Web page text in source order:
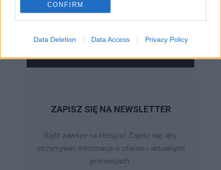
CONFIRM
Data Deletion Data Access Privacy Policy
ZAPISZ SIĘ NA NEWSLETTER
Bądź zawsze na bieżąco! Zapisz się, aby
otrzymywać informacje o ofercie i aktualnych
promocjach.